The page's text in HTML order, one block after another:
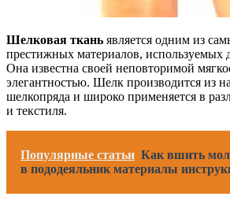
Шелковая ткань является одним из
престижных материалов, используемых
Она известна своей неповторимой
элегантностью. Шелк производится из
шелкопряда и широко применяется в
и текстиля.
Популярные статьи Как вшить
в пододеяльник материалы